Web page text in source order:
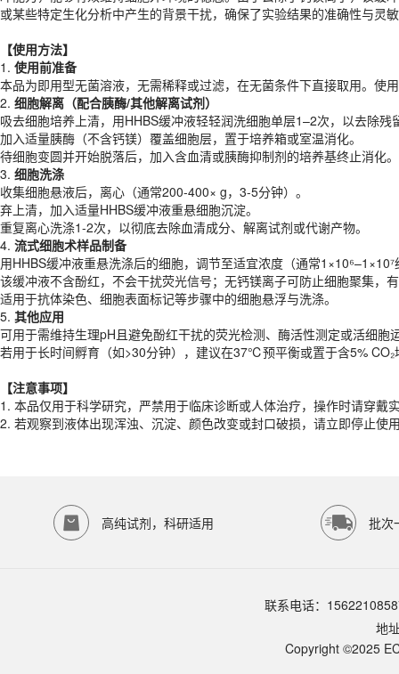
本品为即用型无菌溶液，无需稀释或过滤，在无菌条件下直接取用。使
细胞解离（配合胰酶/其他解离试剂）
吸去细胞培养上清，用HHBS缓冲液轻轻润洗细胞单层1–2次，以去除残
加入适量胰酶（不含钙镁）覆盖细胞层，置于培养箱或室温消化。
待细胞变圆并开始脱落后，加入含血清或胰酶抑制剂的培养基终止消化。
3. 细胞洗涤
收集细胞悬液后，离心（通常200-400× g，3-5分钟）。
弃上清，加入适量HHBS缓冲液重悬细胞沉淀。
重复离心洗涤1-2次，以彻底去除血清成分、解离试剂或代谢产物。
4. 流式细胞术样品制备
用HHBS缓冲液重悬洗涤后的细胞，调节至适宜浓度（通常
该缓冲液不含酚红，不会干扰荧光信号；无钙镁离子可防止细胞聚集，
适用于抗体染色、细胞表面标记等步骤中的细胞悬浮与洗涤。
5. 其他应用
可用于需维持生理pH且避免酚红干扰的荧光检测、酶活性测定或活细胞
若用于长时间孵育（如>30分钟），建议在37℃预平衡或置于含5% CO₂
【注意事项】
1. 本品仅用于科学研究，严禁用于临床诊断或人体治疗，操作时请穿戴
2. 若观察到液体出现浑浊、沉淀、颜色改变或封口破损，请立即停止使
货期
1-2天
规格
500mL
应用领域
ECOTOP SCIENTIFIC
参照产品说明书中的保存条件。一般生物科研试剂建议在2-8℃或-
SCIENTIFIC常规库存产品一般1-3个工作日内发货。如遇缺
或某些特定生化分析中产生的背景干扰，确保了实验结果的准确性与灵
【使用方法】
1. 使用前准备
本品为即用型无菌溶液，无需稀释或过滤，在无菌条件下直接取用。使
2. 细胞解离（配合胰酶/其他解离试剂）
吸去细胞培养上清，用HHBS缓冲液轻轻润洗细胞单层1–2次，以去除残
加入适量胰酶（不含钙镁）覆盖细胞层，置于培养箱或室温消化。
待细胞变圆并开始脱落后，加入含血清或胰酶抑制剂的培养基终止消化。
3. 细胞洗涤
收集细胞悬液后，离心（通常200-400× g，3-5分钟）。
弃上清，加入适量HHBS缓冲液重悬细胞沉淀。
重复离心洗涤1-2次，以彻底去除血清成分、解离试剂或代谢产物。
4. 流式细胞术样品制备
用HHBS缓冲液重悬洗涤后的细胞，调节至适宜浓度（通常
该缓冲液不含酚红，不会干扰荧光信号；无钙镁离子可防止细胞聚集，
适用于抗体染色、细胞表面标记等步骤中的细胞悬浮与洗涤。
5. 其他应用
可用于需维持生理pH且避免酚红干扰的荧光检测、酶活性测定或活细胞
若用于长时间孵育（如>30分钟），建议在37℃预平衡或置于含5%
【注意事项】
1. 本品仅用于科学研究，严禁用于临床诊断或人体治疗，操作时请穿戴
2. 若观察到液体出现浑浊、沉淀、颜色改变或封口破损，请立即停止使
高纯试剂，科研适用 批次
联系电话：
地
Copyright ©2025